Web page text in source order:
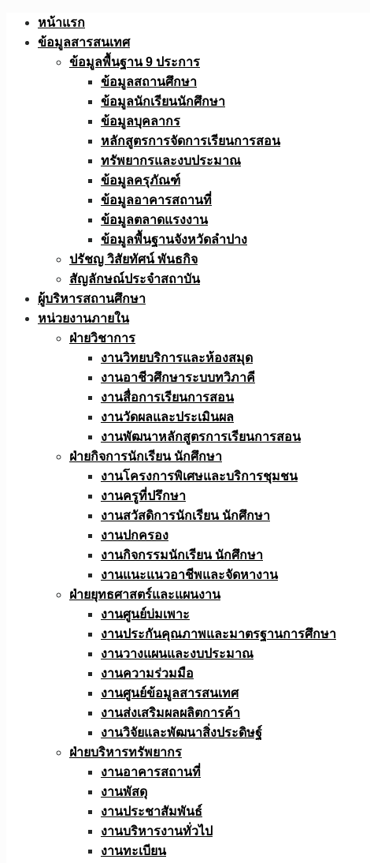
Skip
หน้าแรก
ข้อมูลสารสนเทศ
ข้อมูลพื้นฐาน 9 ประการ
ข้อมูลสถานศึกษา
ข้อมูลนักเรียนนักศึกษา
ข้อมูลบุคลากร
หลักสูตรการจัดการเรียนการสอน
ทรัพยากรและงบประมาณ
ข้อมูลครุภัณฑ์
ข้อมูลอาคารสถานที่
ข้อมูลตลาดแรงงาน
ข้อมูลพื้นฐานจังหวัดลำปาง
ปรัชญ วิสัยทัศน์ พันธกิจ
สัญลักษณ์ประจำสถาบัน
ผู้บริหารสถานศึกษา
หน่วยงานภายใน
ฝ่ายวิชาการ
งานวิทยบริการและห้องสมุด
งานอาชีวศึกษาระบบทวิภาคี
งานสื่อการเรียนการสอน
งานวัดผลและประเมินผล
งานพัฒนาหลักสูตรการเรียนการสอน
ฝ่ายกิจการนักเรียน นักศึกษา
งานโครงการพิเศษและบริการชุมชน
งานครูที่ปรึกษา
งานสวัสดิการนักเรียน นักศึกษา
งานปกครอง
งานกิจกรรมนักเรียน นักศึกษา
งานแนะแนวอาชีพและจัดหางาน
ฝ่ายยุทธศาสตร์และแผนงาน
งานศูนย์บ่มเพาะ
งานประกันคุณภาพและมาตรฐานการศึกษา
งานวางแผนและงบประมาณ
งานความร่วมมือ
งานศูนย์ข้อมูลสารสนเทศ
งานส่งเสริมผลผลิตการค้า
งานวิจัยและพัฒนาสิ่งประดิษฐ์
ฝ่ายบริหารทรัพยากร
งานอาคารสถานที่
งานพัสดุ
งานประชาสัมพันธ์
งานบริหารงานทั่วไป
งานทะเบียน